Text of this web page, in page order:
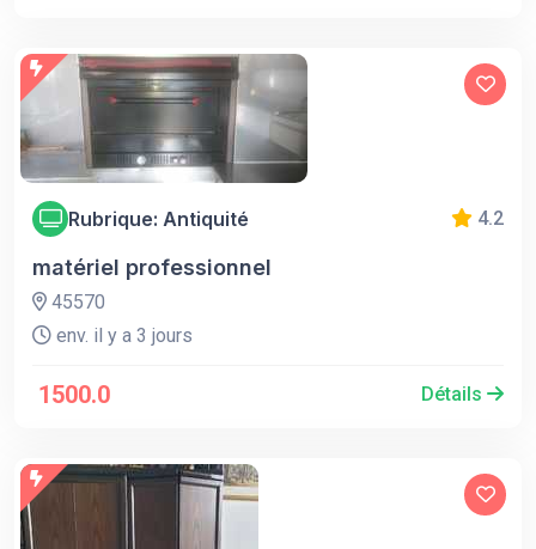
Rubrique: Antiquité 4.2
matériel professionnel
45570
env. il y a 3 jours
1500.0 Détails